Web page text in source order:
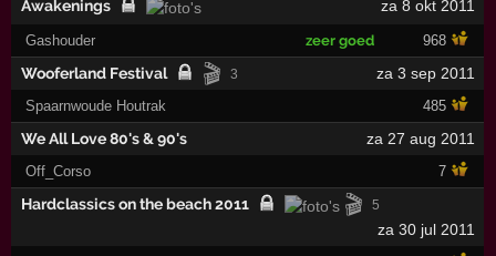
Awakenings za 8 okt 2011
Gashouder zeer goed 968
Wooferland Festival 🎬 3 za 3 sep 2011
Spaarnwoude Houtrak 485
We All Love 80's & 90's za 27 aug 2011
Off_Corso 7
Hardclassics on the beach 2011 🎬 5
za 30 jul 2011